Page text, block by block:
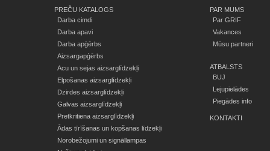
PREČU KATALOGS
Darba cimdi
Darba apavi
Darba apģērbs
Aizsargapģērbs
Acu un sejas aizsarglīdzekļi
Elpošanas aizsarglīdzekļi
Dzirdes aizsarglīdzekļi
Galvas aizsarglīdzekļi
Pretkritiena aizsarglīdzekļi
Ādas tīrīšanas un kopšanas līdzekļi
Norobežojumi un signāllampas
PAR MUMS
Par GRIF
Vakances
Mūsu partneri
ATBALSTS
BUJ
Lejupielādes
Piegādes info
KONTAKTI